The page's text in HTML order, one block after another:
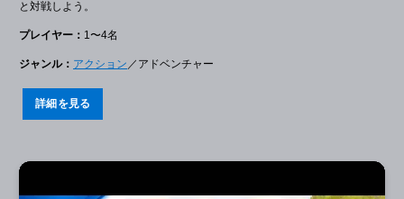
と対戦しよう。
プレイヤー： 1〜4名
ジャンル： アクション ／アドベンチャー
詳細を見る